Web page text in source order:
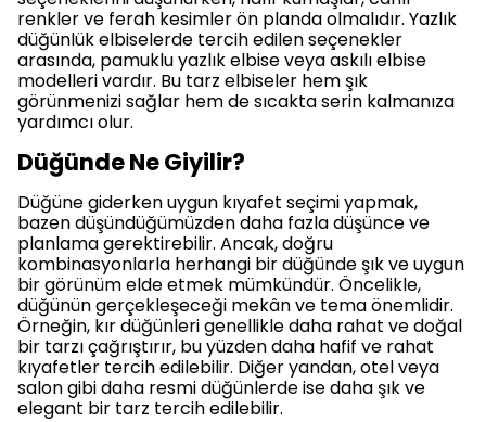
renkler ve ferah kesimler ön planda olmalıdır. Yazlık
düğünlük elbiselerde tercih edilen seçenekler
arasında, pamuklu yazlık elbise veya askılı elbise
modelleri vardır. Bu tarz elbiseler hem şık
görünmenizi sağlar hem de sıcakta serin kalmanıza
yardımcı olur.
Düğünde Ne Giyilir?
Düğüne giderken uygun kıyafet seçimi yapmak,
bazen düşündüğümüzden daha fazla düşünce ve
planlama gerektirebilir. Ancak, doğru
kombinasyonlarla herhangi bir düğünde şık ve uygun
bir görünüm elde etmek mümkündür. Öncelikle,
düğünün gerçekleşeceği mekân ve tema önemlidir.
Örneğin, kır düğünleri genellikle daha rahat ve doğal
bir tarzı çağrıştırır, bu yüzden daha hafif ve rahat
kıyafetler tercih edilebilir. Diğer yandan, otel veya
salon gibi daha resmi düğünlerde ise daha şık ve
elegant bir tarz tercih edilebilir.